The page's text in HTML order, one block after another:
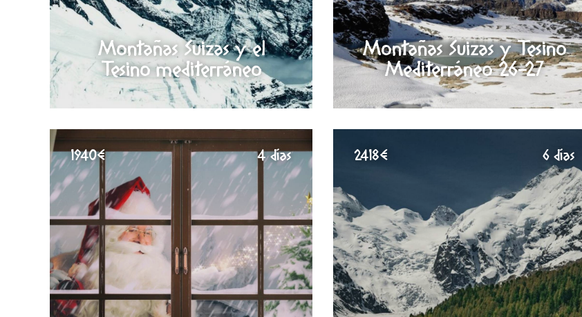
Montañas Suizas y el
Tesino mediterráneo
Montañas Suizas y Tesino
Mediterráneo 26-27
1940€ 4 días 2418€ 6 días